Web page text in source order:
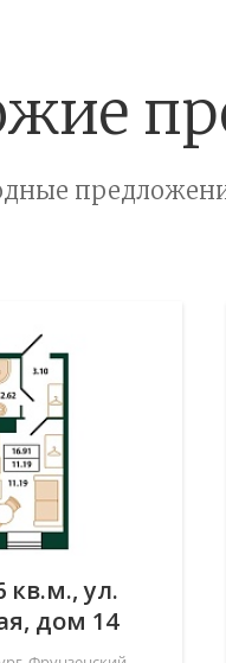
кв.м., ул.
дом 14